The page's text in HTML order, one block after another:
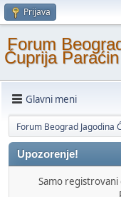
Prijava
Forum
Ćuprija Paraćin
Glavni meni
Forum Beograd Jagodina
Upozorenje!
Samo